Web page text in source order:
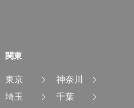
関東
東京
神奈川
埼玉
千葉